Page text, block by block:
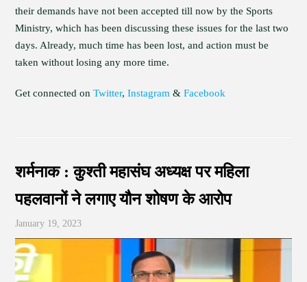
their demands have not been accepted till now by the Sports
Ministry, which has been discussing these issues for the last two
days. Already, much time has been lost, and action must be
taken without losing any more time.
Get connected onTwitter,Instagram &Facebook
शर्मनाक : कुश्ती महासंघ अध्यक्ष पर महिला
पहलवानों ने लगाए यौन शोषण के आरोप
January 19, 2023